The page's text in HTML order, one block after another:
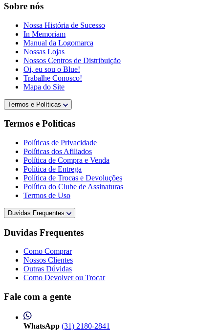
Sobre nós
Nossa História de Sucesso
In Memoriam
Manual da Logomarca
Nossas Lojas
Nossos Centros de Distribuição
Oi, eu sou o Blue!
Trabalhe Conosco!
Mapa do Site
Termos e Políticas
Termos e Políticas
Políticas de Privacidade
Políticas dos Afiliados
Política de Compra e Venda
Política de Entrega
Política de Trocas e Devoluções
Política do Clube de Assinaturas
Termos de Uso
Duvidas Frequentes
Duvidas Frequentes
Como Comprar
Nossos Clientes
Outras Dúvidas
Como Devolver ou Trocar
Fale com a gente
WhatsApp (31) 2180-2841